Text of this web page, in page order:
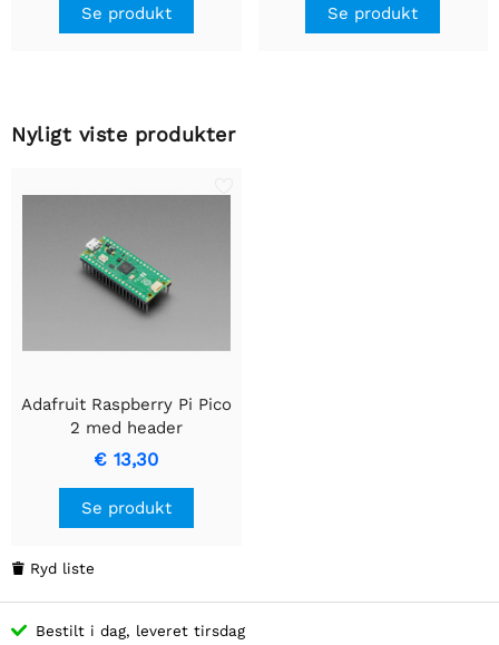
Se produkt Se produkt
Nyligt viste produkter
Adafruit Raspberry Pi Pico
2 med header
€ 13,30
Se produkt
 Ryd liste
Bestilt i dag, leveret tirsdag